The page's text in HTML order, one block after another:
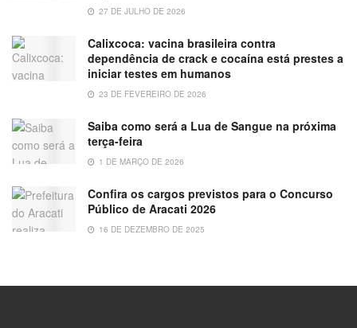
27 DE JULHO DE 2026
Calixcoca: vacina brasileira contra
dependência de crack e cocaína está prestes a
iniciar testes em humanos
23 DE FEVEREIRO DE 2026
Saiba como será a Lua de Sangue na próxima
terça-feira
1 DE MARÇO DE 2026
Confira os cargos previstos para o Concurso
Público de Aracati 2026
16 DE DEZEMBRO DE 2025